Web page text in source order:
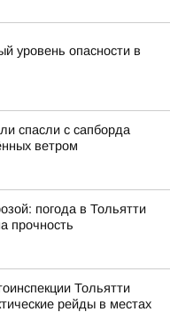
уровень опасности в
спасли с сапборда
ветром
погода в Тольятти
прочность
Тольятти
рейды в местах